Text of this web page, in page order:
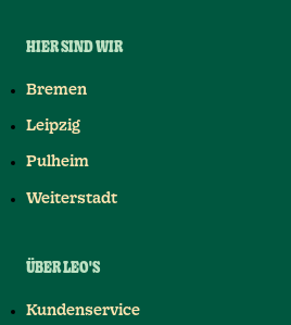
HIER SIND WIR
Bremen
Leipzig
Pulheim
Weiterstadt
ÜBER LEO'S
Kundenservice